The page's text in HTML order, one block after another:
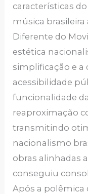
características
música brasileira
Diferente do
estética
simplificação e a
acessibilidade
funcionalidade
reaproximação
transmitindo
nacionalismo
obras alinhadas
conseguiu
Após a polêmica